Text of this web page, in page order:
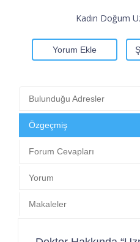
Kadın Doğum
Yorum Ekle
Bulunduğu Adresler
Özgeçmiş
Forum Cevapları
Yorum
Makaleler